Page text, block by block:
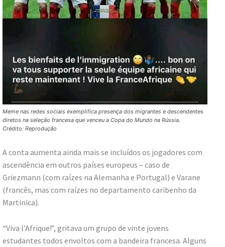
Meme nas redes sociais exemplifica presença dos migrantes e descendentes
diretos na seleção francesa que venceu a Copa do Mundo na Rússia.
Crédito: Reprodução
A conta aumenta ainda mais se incluídos os jogadores com
ascendência em outros países europeus – caso de
Griezmann (com raízes na Alemanha e Portugal) e Varane
(francês, mas com raízes no departamento caribenho da
Martinica).
“Viva l’Afrique!”, gritava um grupo de vinte jovens
estudantes todos envoltos com a bandeira francesa. Alguns